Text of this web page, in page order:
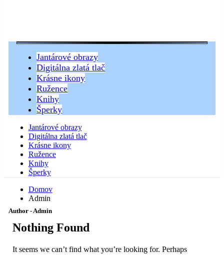
Jantárové obrazy
Digitálna zlatá tlač
Krásne ikony
Ružence
Knihy
Šperky
Jantárové obrazy
Digitálna zlatá tlač
Krásne ikony
Ružence
Knihy
Šperky
Domov
Admin
Author - Admin
Nothing Found
It seems we can’t find what you’re looking for. Perhaps